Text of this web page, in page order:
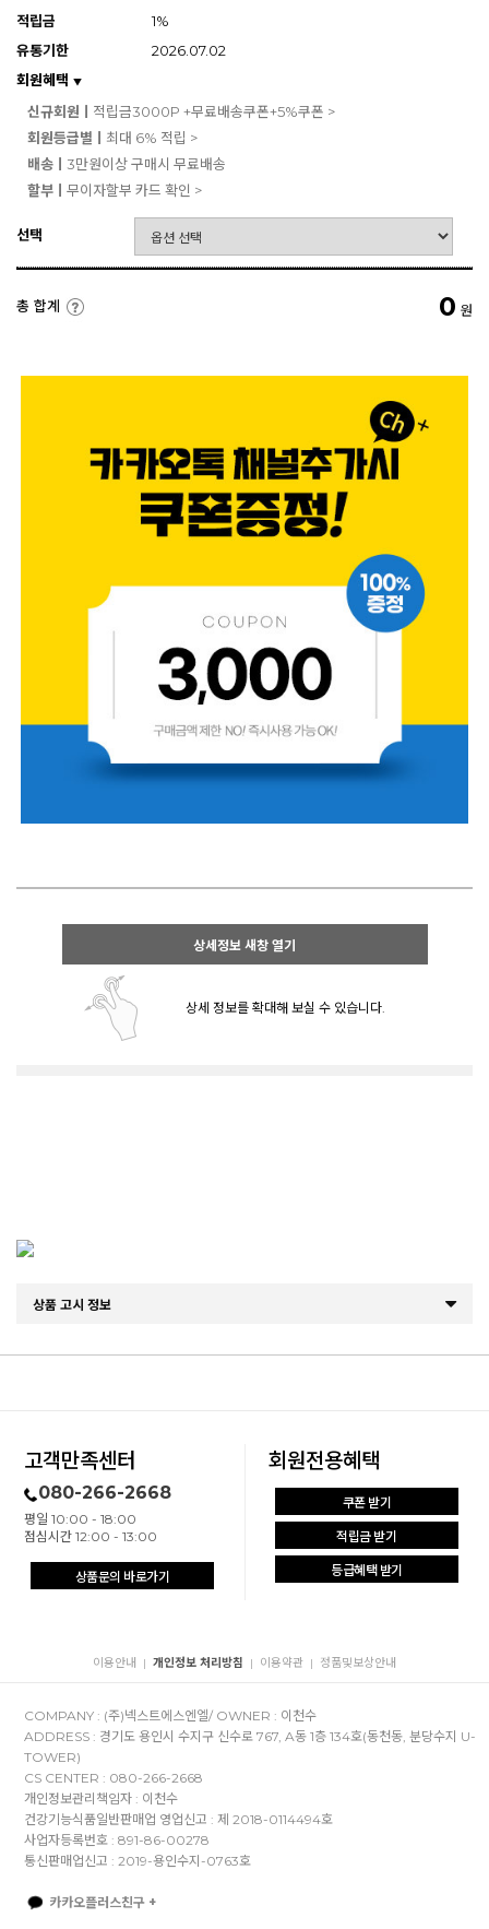
적립금
1%
유통기한
2026.07.02
회원혜택 ▼
신규회원ㅣ 적립금3000P +무료배송쿠폰+5%쿠폰 >
회원등급별ㅣ 최대 6% 적립 >
배송ㅣ 3만원이상 구매시 무료배송
할부ㅣ 무이자할부 카드 확인 >
선택
총 합계 0 원
상세정보 새창 열기
상세 정보를 확대해 보실 수 있습니다.
상품 고시 정보
고객만족센터
080-266-2668
평일 10:00 - 18:00
점심시간 12:00 - 13:00
상품문의 바로가기
회원전용혜택
쿠폰 받기
적립금 받기
등급혜택 받기
이용안내 | 개인정보 처리방침 | 이용약관 | 정품및보상안내
COMPANY : (주)넥스트에스엔엘/ OWNER : 이천수
ADDRESS : 경기도 용인시 수지구 신수로 767, A동 1층 134호(동천동, 분당수지 U-
TOWER)
CS CENTER : 080-266-2668
개인정보관리책임자 : 이천수
건강기능식품일반판매업 영업신고 : 제 2018-0114494호
사업자등록번호 : 891-86-00278
통신판매업신고 : 2019-용인수지-0763호
카카오플러스친구 +